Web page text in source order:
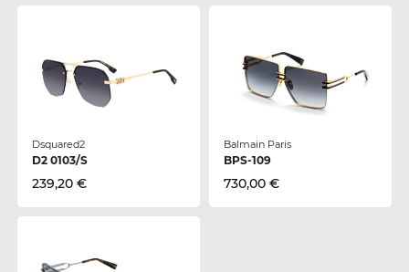
Dsquared2
D2 0103/S
239,20 €
Balmain Paris
BPS-109
730,00 €